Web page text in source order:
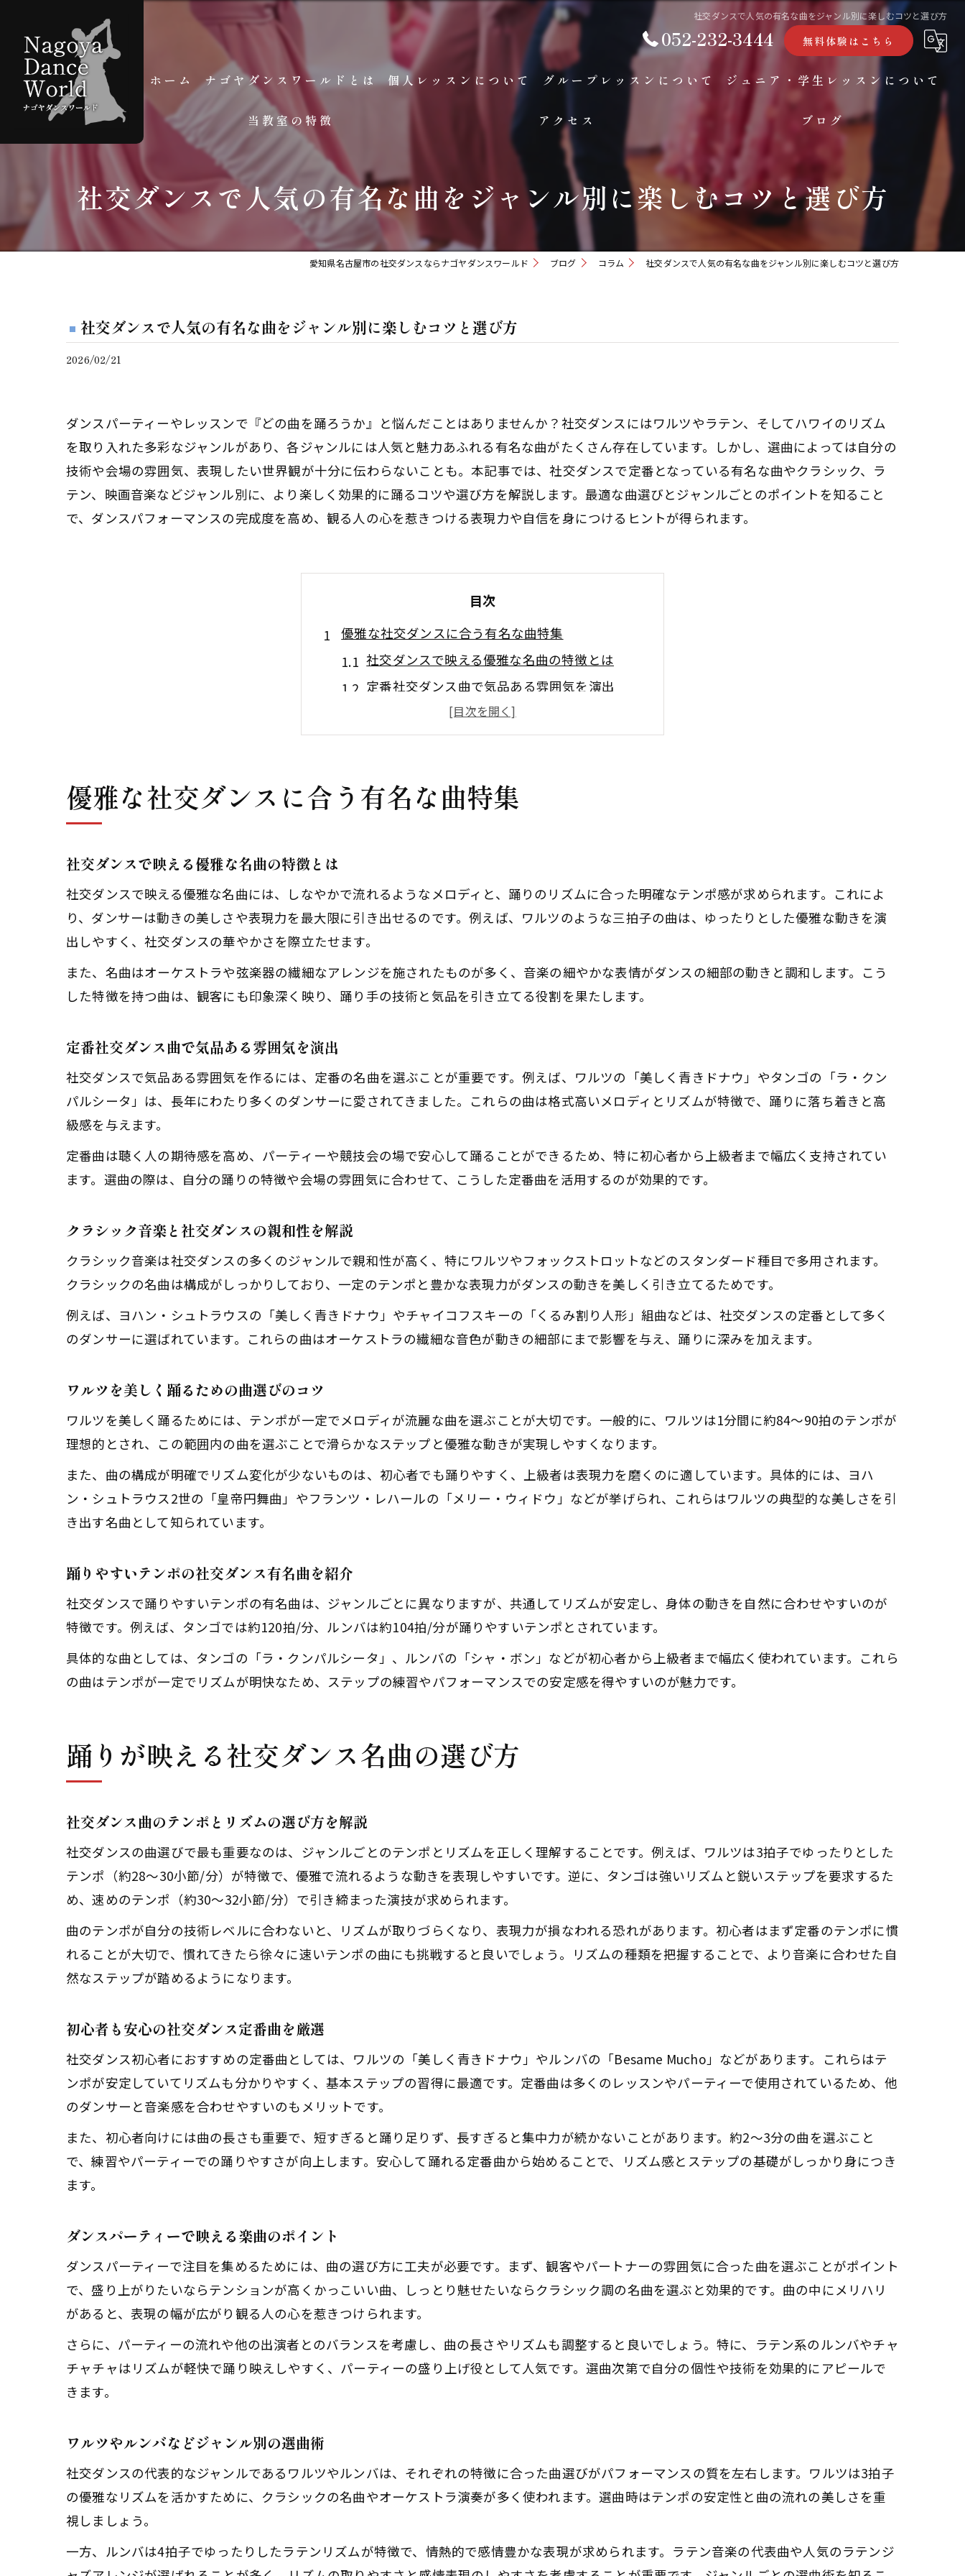
社交ダンスで人気の有名な曲をジャンル別に楽しむコツと選び方
052-232-3444 無料体験はこちら
ホーム ナゴヤダンスワールドとは
スタッフ紹介
よくある質問
個人レッスンについて グループレッスンについて ジュニア・学生レッスンについて
当教室の特徴
グループレッスン
初心者
アクセス ブログ
コラム
社交ダンスで人気の有名な曲をジャンル別に楽しむコツと選び方
愛知県名古屋市の社交ダンスならナゴヤダンスワールド ブログ コラム 社交ダンスで人気の有名な曲をジャンル別に楽しむコツと選び方
社交ダンスで人気の有名な曲をジャンル別に楽しむコツと選び方
2026/02/21
ダンスパーティーやレッスンで『どの曲を踊ろうか』と悩んだことはありませんか？社交ダンスにはワルツやラテン、そしてハワイのリズム
を取り入れた多彩なジャンルがあり、各ジャンルには人気と魅力あふれる有名な曲がたくさん存在しています。しかし、選曲によっては自分の
技術や会場の雰囲気、表現したい世界観が十分に伝わらないことも。本記事では、社交ダンスで定番となっている有名な曲やクラシック、ラ
テン、映画音楽などジャンル別に、より楽しく効果的に踊るコツや選び方を解説します。最適な曲選びとジャンルごとのポイントを知ること
で、ダンスパフォーマンスの完成度を高め、観る人の心を惹きつける表現力や自信を身につけるヒントが得られます。
目次
優雅な社交ダンスに合う有名な曲特集
社交ダンスで映える優雅な名曲の特徴とは
定番社交ダンス曲で気品ある雰囲気を演出
クラシック音楽と社交ダンスの親和性を解説
ワルツを美しく踊るための曲選びのコツ
踊りが映える社交ダンス名曲の選び方
ワルツやルンバなどジャンル別の選曲術
社交ダンスで人気の映画音楽活用法を知る
ワルツもラテンも！社交ダンスで人気の楽曲を解説
社交ダンスで人気のワルツ楽曲の魅力とは
ラテン系社交ダンス曲のリズムと特徴
かっこいい社交ダンス曲で印象的な演出を
映画音楽で楽しむ社交ダンスの魅力
社交ダンス曲ランキング常連の映画楽曲とは
名作映画音楽と社交ダンスの相性を検証
初心者なら知っておきたい社交ダンスの定番曲集
ワルツやルンバの基本曲で踊りを習得
社交ダンス定番曲でステップ練習を効果的に
三拍子リズムを感じるワルツ楽曲で踊るコツ
有名ワルツ楽曲で美しく踊るための工夫
社交ダンス曲ワルツ選びのポイント解説
優雅な社交ダンスに合う有名な曲特集
社交ダンスで映える優雅な名曲の特徴とは
社交ダンスで映える優雅な名曲には、しなやかで流れるようなメロディと、踊りのリズムに合った明確なテンポ感が求められます。これによ
り、ダンサーは動きの美しさや表現力を最大限に引き出せるのです。例えば、ワルツのような三拍子の曲は、ゆったりとした優雅な動きを演
出しやすく、社交ダンスの華やかさを際立たせます。
また、名曲はオーケストラや弦楽器の繊細なアレンジを施されたものが多く、音楽の細やかな表情がダンスの細部の動きと調和します。こう
した特徴を持つ曲は、観客にも印象深く映り、踊り手の技術と気品を引き立てる役割を果たします。
定番社交ダンス曲で気品ある雰囲気を演出
社交ダンスで気品ある雰囲気を作るには、定番の名曲を選ぶことが重要です。例えば、ワルツの「美しく青きドナウ」やタンゴの「ラ・クン
パルシータ」は、長年にわたり多くのダンサーに愛されてきました。これらの曲は格式高いメロディとリズムが特徴で、踊りに落ち着きと高
級感を与えます。
定番曲は聴く人の期待感を高め、パーティーや競技会の場で安心して踊ることができるため、特に初心者から上級者まで幅広く支持されてい
ます。選曲の際は、自分の踊りの特徴や会場の雰囲気に合わせて、こうした定番曲を活用するのが効果的です。
クラシック音楽と社交ダンスの親和性を解説
クラシック音楽は社交ダンスの多くのジャンルで親和性が高く、特にワルツやフォックストロットなどのスタンダード種目で多用されます。
クラシックの名曲は構成がしっかりしており、一定のテンポと豊かな表現力がダンスの動きを美しく引き立てるためです。
例えば、ヨハン・シュトラウスの「美しく青きドナウ」やチャイコフスキーの「くるみ割り人形」組曲などは、社交ダンスの定番として多く
のダンサーに選ばれています。これらの曲はオーケストラの繊細な音色が動きの細部にまで影響を与え、踊りに深みを加えます。
ワルツを美しく踊るための曲選びのコツ
ワルツを美しく踊るためには、テンポが一定でメロディが流麗な曲を選ぶことが大切です。一般的に、ワルツは1分間に約84〜90拍のテンポが
理想的とされ、この範囲内の曲を選ぶことで滑らかなステップと優雅な動きが実現しやすくなります。
また、曲の構成が明確でリズム変化が少ないものは、初心者でも踊りやすく、上級者は表現力を磨くのに適しています。具体的には、ヨハ
ン・シュトラウス2世の「皇帝円舞曲」やフランツ・レハールの「メリー・ウィドウ」などが挙げられ、これらはワルツの典型的な美しさを引
き出す名曲として知られています。
踊りやすいテンポの社交ダンス有名曲を紹介
社交ダンスで踊りやすいテンポの有名曲は、ジャンルごとに異なりますが、共通してリズムが安定し、身体の動きを自然に合わせやすいのが
特徴です。例えば、タンゴでは約120拍/分、ルンバは約104拍/分が踊りやすいテンポとされています。
具体的な曲としては、タンゴの「ラ・クンパルシータ」、ルンバの「シャ・ボン」などが初心者から上級者まで幅広く使われています。これら
の曲はテンポが一定でリズムが明快なため、ステップの練習やパフォーマンスでの安定感を得やすいのが魅力です。
踊りが映える社交ダンス名曲の選び方
社交ダンス曲のテンポとリズムの選び方を解説
社交ダンスの曲選びで最も重要なのは、ジャンルごとのテンポとリズムを正しく理解することです。例えば、ワルツは3拍子でゆったりとした
テンポ（約28〜30小節/分）が特徴で、優雅で流れるような動きを表現しやすいです。逆に、タンゴは強いリズムと鋭いステップを要求するた
め、速めのテンポ（約30〜32小節/分）で引き締まった演技が求められます。
曲のテンポが自分の技術レベルに合わないと、リズムが取りづらくなり、表現力が損なわれる恐れがあります。初心者はまず定番のテンポに慣
れることが大切で、慣れてきたら徐々に速いテンポの曲にも挑戦すると良いでしょう。リズムの種類を把握することで、より音楽に合わせた自
然なステップが踏めるようになります。
初心者も安心の社交ダンス定番曲を厳選
社交ダンス初心者におすすめの定番曲としては、ワルツの「美しく青きドナウ」やルンバの「Besame Mucho」などがあります。これらはテ
ンポが安定していてリズムも分かりやすく、基本ステップの習得に最適です。定番曲は多くのレッスンやパーティーで使用されているため、他
のダンサーと音楽感を合わせやすいのもメリットです。
また、初心者向けには曲の長さも重要で、短すぎると踊り足りず、長すぎると集中力が続かないことがあります。約2〜3分の曲を選ぶこと
で、練習やパーティーでの踊りやすさが向上します。安心して踊れる定番曲から始めることで、リズム感とステップの基礎がしっかり身につき
ます。
ダンスパーティーで映える楽曲のポイント
ダンスパーティーで注目を集めるためには、曲の選び方に工夫が必要です。まず、観客やパートナーの雰囲気に合った曲を選ぶことがポイント
で、盛り上がりたいならテンションが高くかっこいい曲、しっとり魅せたいならクラシック調の名曲を選ぶと効果的です。曲の中にメリハリ
があると、表現の幅が広がり観る人の心を惹きつけられます。
さらに、パーティーの流れや他の出演者とのバランスを考慮し、曲の長さやリズムも調整すると良いでしょう。特に、ラテン系のルンバやチャ
チャチャはリズムが軽快で踊り映えしやすく、パーティーの盛り上げ役として人気です。選曲次第で自分の個性や技術を効果的にアピールで
きます。
ワルツやルンバなどジャンル別の選曲術
社交ダンスの代表的なジャンルであるワルツやルンバは、それぞれの特徴に合った曲選びがパフォーマンスの質を左右します。ワルツは3拍子
の優雅なリズムを活かすために、クラシックの名曲やオーケストラ演奏が多く使われます。選曲時はテンポの安定性と曲の流れの美しさを重
視しましょう。
一方、ルンバは4拍子でゆったりしたラテンリズムが特徴で、情熱的で感情豊かな表現が求められます。ラテン音楽の代表曲や人気のラテンジ
体験レッスン後、その場でご入会で1,000円引！
体験レッスン後、その場でご入会で1,000円引！